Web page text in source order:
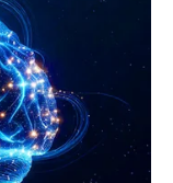
identidad y